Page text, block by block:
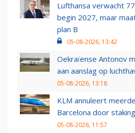
Lufthansa verwacht
begin 2027, maar
plan B
05-08-2026, 13:42
Oekraïense Antonov
aan aanslag op
05-08-2026, 13:18
KLM annuleert
Barcelona door staking
05-08-2026, 11:57